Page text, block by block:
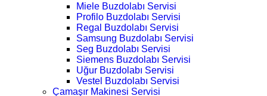
Miele Buzdolabı Servisi
Profilo Buzdolabı Servisi
Regal Buzdolabı Servisi
Samsung Buzdolabı Servisi
Seg Buzdolabı Servisi
Siemens Buzdolabı Servisi
Uğur Buzdolabı Servisi
Vestel Buzdolabı Servisi
Çamaşır Makinesi Servisi